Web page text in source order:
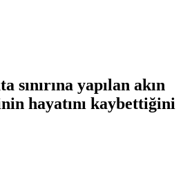
sınırına yapılan akın
hayatını kaybettiğini